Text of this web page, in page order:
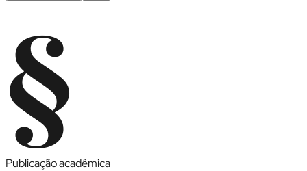
§
Publicação acadêmica